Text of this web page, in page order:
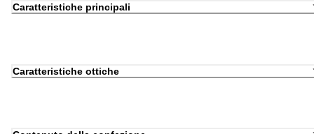
Caratteristiche principali
Caratteristiche ottiche